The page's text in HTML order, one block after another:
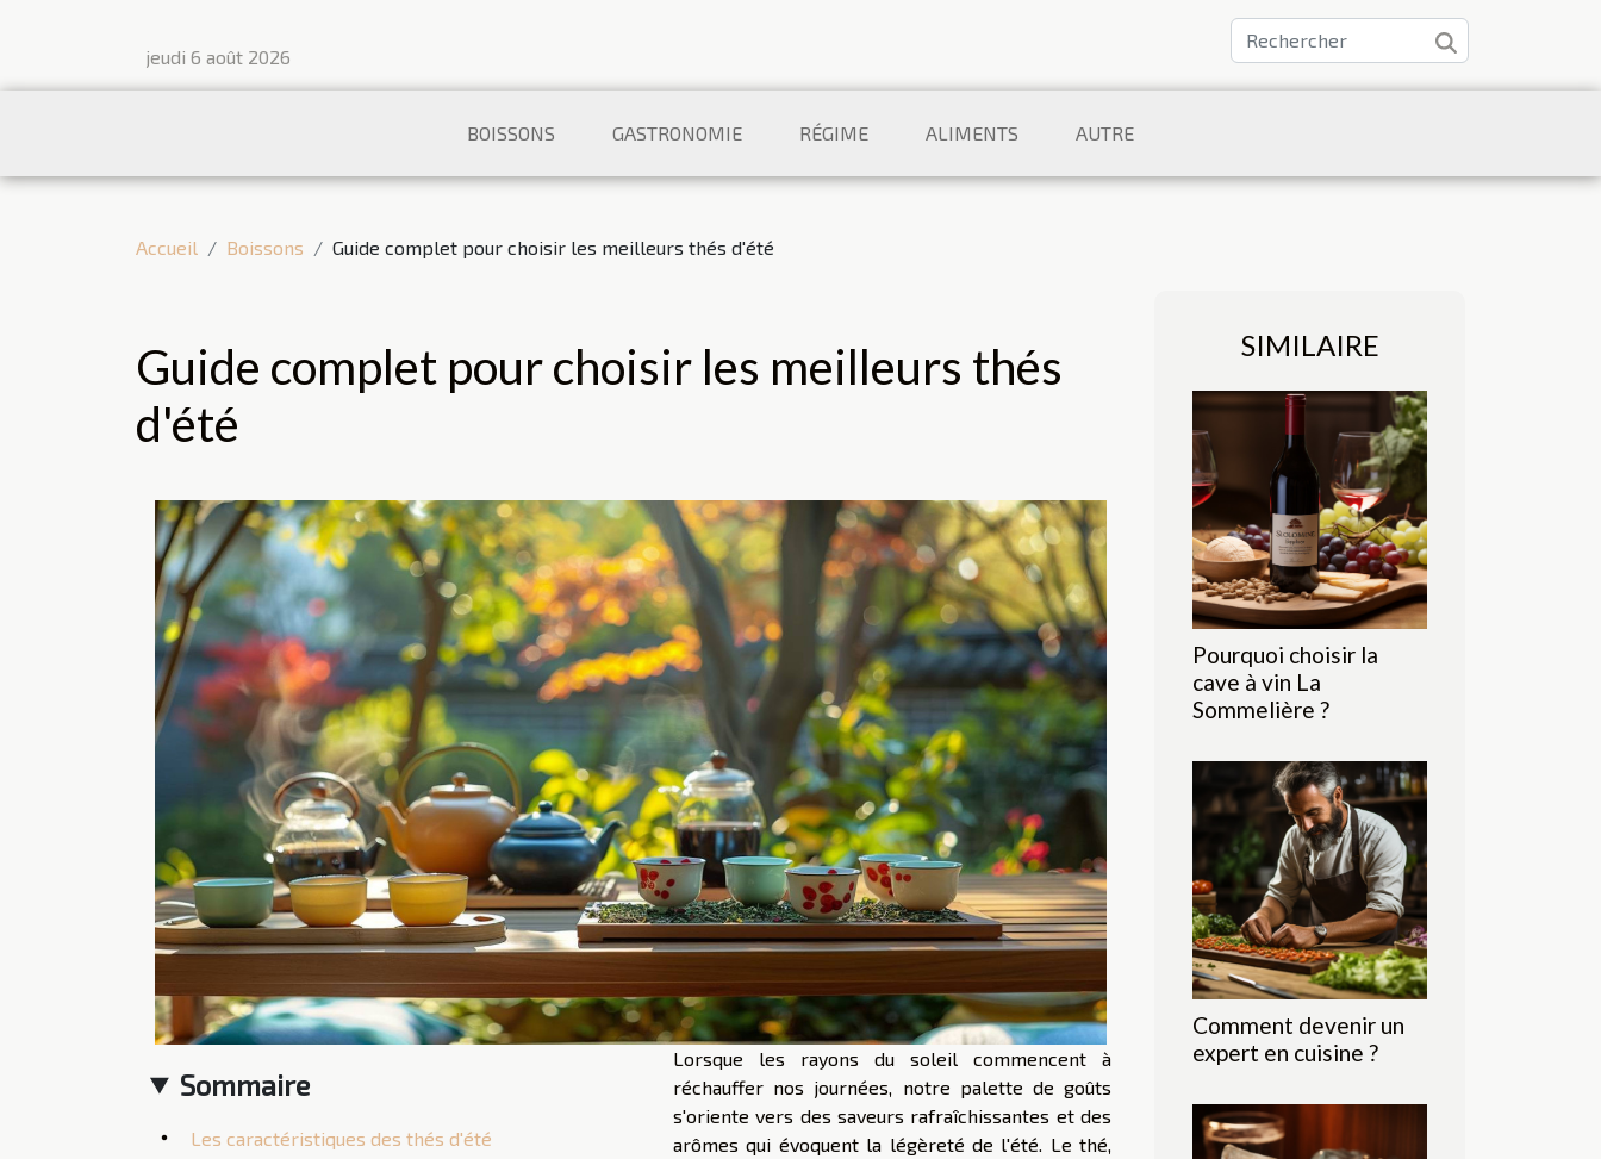
jeudi 6 août 2026
BOISSONS GASTRONOMIE RÉGIME ALIMENTS AUTRE
Accueil Boissons Guide complet pour choisir les meilleurs thés d'été
Guide complet pour choisir les meilleurs thés
d'été
Sommaire
Les caractéristiques des thés d'été
Lorsque les rayons du soleil commencent à
réchauffer nos journées, notre palette de goûts
s'oriente vers des saveurs rafraîchissantes et des
arômes qui évoquent la légèreté de l'été. Le thé,
SIMILAIRE
Pourquoi choisir la
cave à vin La
Sommelière ?
Comment devenir un
expert en cuisine ?